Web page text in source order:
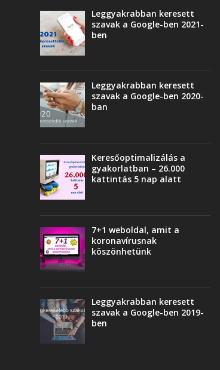
Leggyakrabban keresett
szavak a Google-ben 2021-
ben
Leggyakrabban keresett
szavak a Google-ben 2020-
ban
Keresőoptimalizálás a
gyakorlatban – 26.000
kattintás 5 nap alatt
7+1 weboldal, amit a
koronavírusnak
köszönhetünk
Leggyakrabban keresett
szavak a Google-ben 2019-
ben